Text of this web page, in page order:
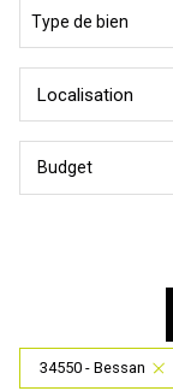
Type de bien
Localisation
Budget
34550 - Bessan